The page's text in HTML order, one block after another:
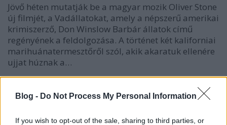
Blog - Do Not Process My Personal Information
If you wish to opt-out of the sale, sharing to third parties, or
Jövő héten mutatják be a magyar mozik Oliver Stone
új filmjét, a Vadállatokat, amely a népszerű amerikai
krimiszerző, Don Winslow Barbár állatok című
regényének a feldolgozása. A történet két kaliforniai
marihuánatermesztőről szól, akik akaratuk ellenére
ujjat húznak a…